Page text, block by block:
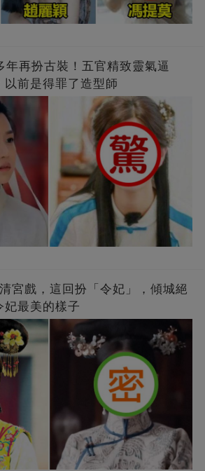
年再扮古裝！五官精致靈氣逼
以前是得罪了造型師
宮戲，這回扮「令妃」，傾城絕
妃最美的樣子